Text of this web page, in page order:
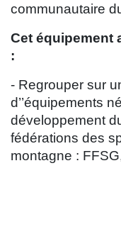
communautaire
Cet équipement
:
- Regrouper sur
d’’équipements
développement
fédérations des
montagne :